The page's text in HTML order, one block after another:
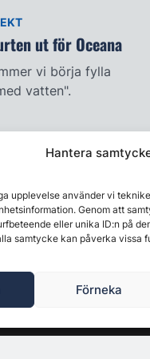
Hantera
upplevelse använder vi
Genom att
eller unika ID:n på
samtycke kan påverka vissa
Förneka
ut för Oceana
vi börja fylla
vatten".